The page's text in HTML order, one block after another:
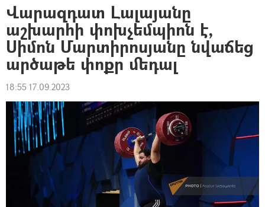
Վարազդատ Լալայանը
աշխարհի փոխչեմպիոն է,
Սիմոն Մարտիրոսյանը նվաճեց
արծաթե փոքր մեդալ
18:55 17.09.2023